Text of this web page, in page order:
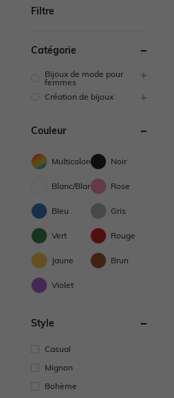
Filtre
Catégorie
Bijoux de mode pour
femmes
Création de bijoux
Couleur
Multicolore Noir
Blanc/Blanche Rose
Bleu Gris
Vert Rouge
Jaune Brun
Violet
Style
Casual
Mignon
Bohème